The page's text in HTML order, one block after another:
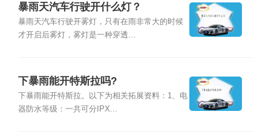
暴雨天汽车行驶开什么灯？
暴雨天汽车行驶开雾灯，只有在雨非常大的时候
才开启后雾灯，雾灯是一种穿透...
下暴雨能开特斯拉吗?
下暴雨能开特斯拉。以下为相关拓展资料：1、电
器防水等级：一共可分IPX...